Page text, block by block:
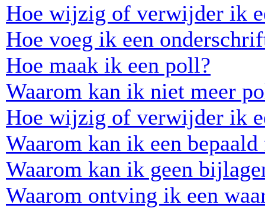
Hoe wijzig of verwijder ik
Hoe voeg ik een
Hoe maak ik een poll?
Waarom kan ik niet meer
Hoe wijzig of verwijder ik
Waarom kan ik een
Waarom kan ik geen
Waarom ontving ik een